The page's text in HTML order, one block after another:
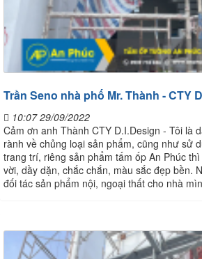
Trần Seno nhà phố Mr. Thành - CTY
10:07 29/09/2022
Cảm ơn anh Thành CTY D.I.Design - Tôi là
rành về chủng loại sản phẩm, cũng như sử
trang trí, riêng sản phẩm tấm ốp An Phúc
vời, dầy dặn, chắc chắn, màu sắc đẹp bền.
đối tác sản phẩm nội, ngoại thất cho nhà